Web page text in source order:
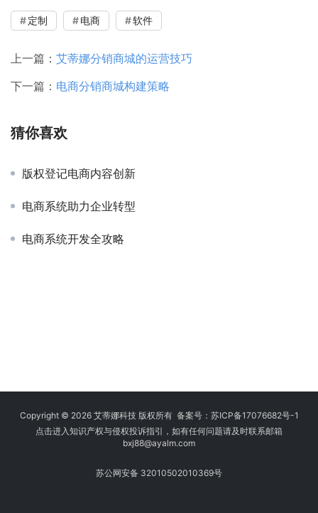
定制 电商 软件
上一篇： 艾蒂娜分销商城的运营技巧
下一篇： 电商分销商城构建策略
猜你喜欢
版权登记电商内容创新
电商系统助力企业转型
电商系统开发全攻略
Copyright © 2026 艾蒂娜科技 版权所有 备案号： 苏ICP备17076682号-1
点击进入知识产权与侵权投诉指引，如有任何问题请及时联系邮箱
bxj88@ayalm.com
苏公网安备 32010502010369号